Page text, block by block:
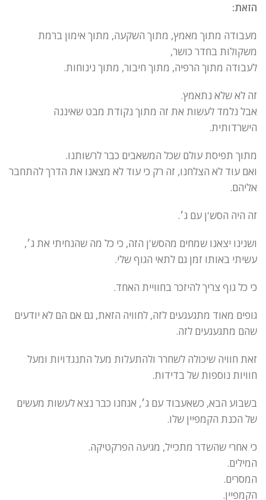
הזאת:
מעבודה מתוך מאמץ, מתוך השקעה, מתוך אימון ברמת
משקולות בחדר כושר,
לעבודה מתוך הרפיה, מתוך חיבור, מתוך נינוחות.
זה לא שלא נתאמץ.
אבל נלמד לעשות את זה מתוך נקודת מבט שאיננה
הישרדותית.
מתוך תפיסת עולם שכל המשאבים כבר לרשותנו.
ואם עוד לא הצלחנו, זה רק כי עוד לא מצאנו את הדרך להתחבר
אליהם.
זה היה הסש'ן עם ג׳.
ושנינו יצאנו שמחים מהסש'ן הזה, כי כל מה שהנחיתי את ג׳,
עשיתי באותו זמן גם לתאי הגוף שלי.
כי כל גוף צריך להיזכר בחוויית האחד.
גופים מאוד מתגעגעים לזה, לחוויה הזאת, גם אם הם לא יודעים
שהם מתגעגעים לזה.
זאת חוויה שיכולה לשחרר ולהתעלות מעל התנגדויות ומעל
חוויות נוספות של בדידות.
בשבוע הבא, כשאעבוד עם ג׳, אנחנו כבר נצא לעשות מעשים
של הכנת הקמפיין שלו.
כי אחרי שהשדר מתכייל, מגיעה הפרקטיקה.
המילים.
המסרים.
הקמפיין.